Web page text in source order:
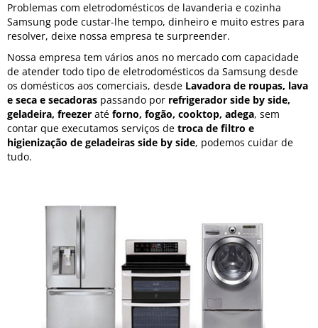
Problemas com eletrodomésticos de lavanderia e cozinha
Samsung pode custar-lhe tempo, dinheiro e muito estres para
resolver, deixe nossa empresa te surpreender.
Nossa empresa tem vários anos no mercado com capacidade
de atender todo tipo de eletrodomésticos da Samsung desde
os domésticos aos comerciais, desde Lavadora de roupas, lava
e seca e secadoras passando por refrigerador side by side,
geladeira, freezer até forno, fogão, cooktop, adega, sem
contar que executamos serviços de troca de filtro e
higienização de geladeiras side by side, podemos cuidar de
tudo.